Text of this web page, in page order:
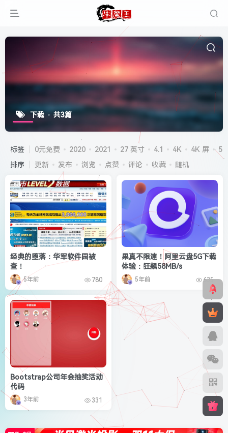
下载 共3篇
标签 0元免费 2020 2021 27 英寸 4.1 4K 4K 屏
5G
排序
更新 发布 浏览 点赞 评论 收藏 随机
经典的堕落：华军软件园被
查！
5年前 780
果真不限速！阿里云盘5G下载
体验：狂飙58MB/s
5年前 635
Bootstrap公司年会抽奖活动
代码
3年前 331